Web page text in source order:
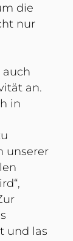
die
nur
an.
in
unserer
und las